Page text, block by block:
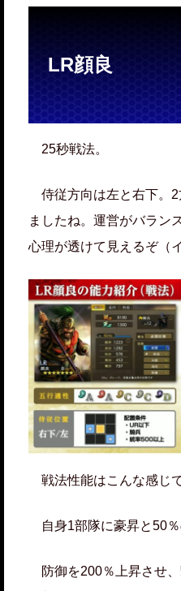
LR顔良
25秒戦法。
侍従方向は左と右下。2
ましたね。運営がバラン
心理が透けて見えるぞ（
戦法性能はこんな感じで
自身1部隊に豪昇と50％
防御を200％上昇させ